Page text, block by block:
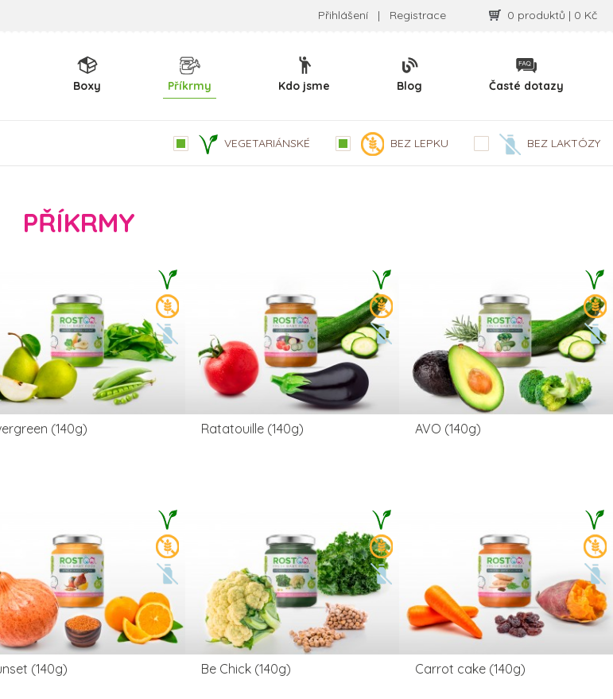
Přihlášení | Registrace 0 produktů | 0 Kč
Boxy Příkrmy Kdo jsme Blog Časté dotazy
VEGETARIÁNSKÉ BEZ LEPKU BEZ LAKTÓZY
PŘÍKRMY
(140g) Ratatouille (140g) AVO (140g)
(140g) Be Chick (140g) Carrot cake (140g)